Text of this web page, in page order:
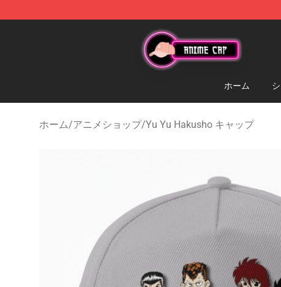
Anime Cap Shop - The Best Store of Anime Cap
ホーム
ホーム/アニメショップ/Yu Yu Hakusho キャップ